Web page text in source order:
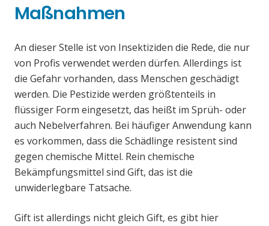
Maßnahmen
An dieser Stelle ist von Insektiziden die Rede, die nur
von Profis verwendet werden dürfen. Allerdings ist
die Gefahr vorhanden, dass Menschen geschädigt
werden. Die Pestizide werden größtenteils in
flüssiger Form eingesetzt, das heißt im Sprüh- oder
auch Nebelverfahren. Bei häufiger Anwendung kann
es vorkommen, dass die Schädlinge resistent sind
gegen chemische Mittel. Rein chemische
Bekämpfungsmittel sind Gift, das ist die
unwiderlegbare Tatsache.
Gift ist allerdings nicht gleich Gift, es gibt hier